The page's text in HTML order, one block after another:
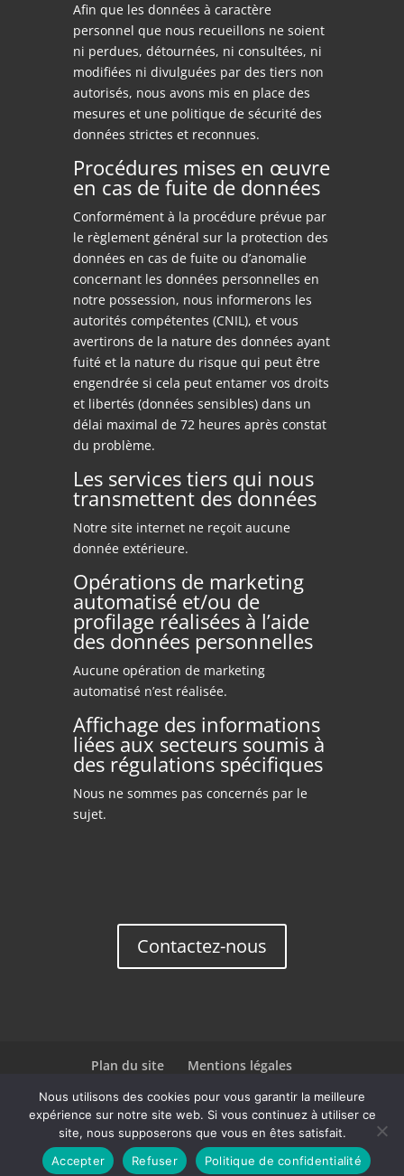
Afin que les données à caractère
personnel que nous recueillons ne soient
ni perdues, détournées, ni consultées, ni
modifiées ni divulguées par des tiers non
autorisés, nous avons mis en place des
mesures et une politique de sécurité des
données strictes et reconnues.
Procédures mises en œuvre
en cas de fuite de données
Conformément à la procédure prévue par
le règlement général sur la protection des
données en cas de fuite ou d’anomalie
concernant les données personnelles en
notre possession, nous informerons les
autorités compétentes (CNIL), et vous
avertirons de la nature des données ayant
fuité et la nature du risque qui peut être
engendrée si cela peut entamer vos droits
et libertés (données sensibles) dans un
délai maximal de 72 heures après constat
du problème.
Les services tiers qui nous
transmettent des données
Notre site internet ne reçoit aucune
donnée extérieure.
Opérations de marketing
automatisé et/ou de
profilage réalisées à l’aide
des données personnelles
Aucune opération de marketing
automatisé n’est réalisée.
Affichage des informations
liées aux secteurs soumis à
des régulations spécifiques
Nous ne sommes pas concernés par le
sujet.
Contactez-nous
Plan du site
Mentions légales
Copyright © FP Renove | Réalisé par François Yerg
Nous utilisons des cookies pour vous garantir la meilleure
expérience sur notre site web. Si vous continuez à utiliser ce
site, nous supposerons que vous en êtes satisfait.
Accepter
Refuser Politique de confidentialité